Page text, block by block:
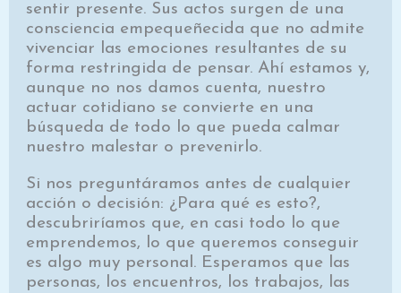
sentir presente. Sus actos surgen de una
consciencia empequeñecida que no admite
vivenciar las emociones resultantes de su
forma restringida de pensar. Ahí estamos y,
aunque no nos damos cuenta, nuestro
actuar cotidiano se convierte en una
búsqueda de todo lo que pueda calmar
nuestro malestar o prevenirlo.
Si nos preguntáramos antes de cualquier
acción o decisión: ¿Para qué es esto?,
descubriríamos que, en casi todo lo que
emprendemos, lo que queremos conseguir
es algo muy personal. Esperamos que las
personas, los encuentros, los trabajos, las